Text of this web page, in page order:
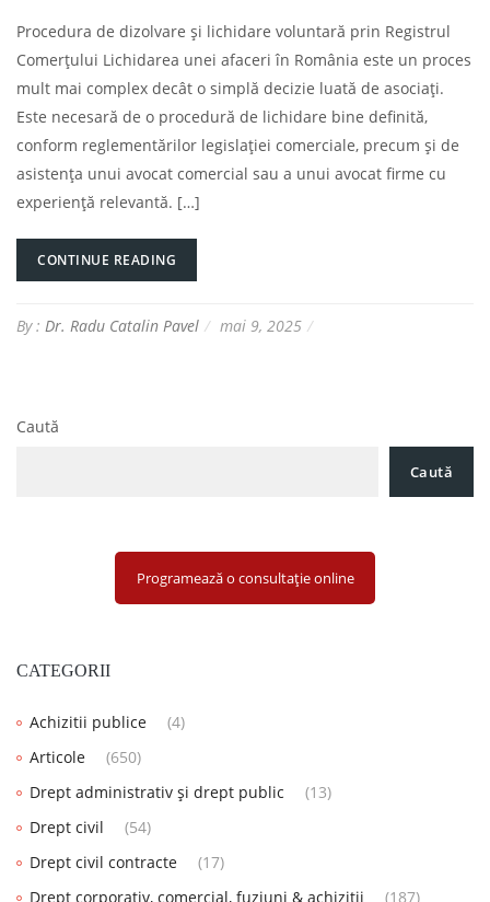
Procedura de dizolvare și lichidare voluntară prin Registrul
Comerțului Lichidarea unei afaceri în România este un proces
mult mai complex decât o simplă decizie luată de asociați.
Este necesară de o procedură de lichidare bine definită,
conform reglementărilor legislației comerciale, precum și de
asistența unui avocat comercial sau a unui avocat firme cu
experiență relevantă. […]
CONTINUE READING
By : Dr. Radu Catalin Pavel mai 9, 2025
Caută
Caută
Programează o consultație online
CATEGORII
Achizitii publice
(4)
Articole
(650)
Drept administrativ și drept public
(13)
Drept civil
(54)
Drept civil contracte
(17)
Drept corporativ, comercial, fuziuni & achiziții
(187)